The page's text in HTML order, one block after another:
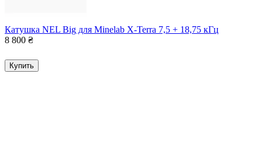
Катушка NEL Big для Minelab X-Terra 7,5 + 18,75 кГц
8 800 ₴
Купить